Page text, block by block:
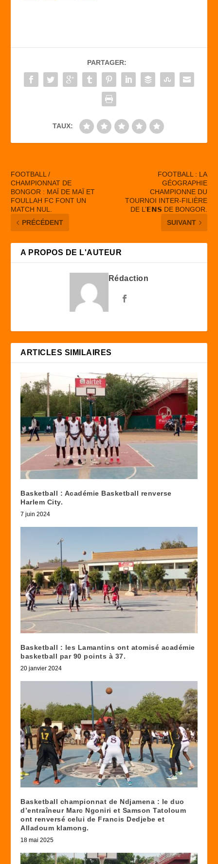
b
o
o
d
o
n
er
PARTAGER:
TAUX:
FOOTBALL /
CHAMPIONNAT DE
BONGOR : MAÏ DE MAÏ ET
FOULLAH FC FONT UN
MATCH NUL.
PRÉCÉDENT
FOOTBALL : LA
GÉOGRAPHIE
CHAMPIONNE DU
TOURNOI INTER-FILIÈRE
DE L’𝗘𝗡𝗦 DE BONGOR.
SUIVANT
A PROPOS DE L'AUTEUR
Rédaction
ARTICLES SIMILAIRES
Basketball : Académie Basketball renverse
Harlem City.
7 juin 2024
Basketball : les Lamantins ont atomisé académie
basketball par 90 points à 37.
20 janvier 2024
Basketball championnat de Ndjamena : le duo
d’entraîneur Marc Ngoniri et Samson Tatoloum
ont renversé celui de Francis Dedjebe et
Alladoum klamong.
18 mai 2025